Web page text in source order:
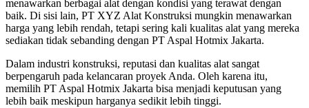
menawarkan berbagai alat dengan kondisi yang terawat dengan
baik. Di sisi lain, PT XYZ Alat Konstruksi mungkin menawarkan
harga yang lebih rendah, tetapi sering kali kualitas alat yang mereka
sediakan tidak sebanding dengan PT Aspal Hotmix Jakarta.
Dalam industri konstruksi, reputasi dan kualitas alat sangat
berpengaruh pada kelancaran proyek Anda. Oleh karena itu,
memilih PT Aspal Hotmix Jakarta bisa menjadi keputusan yang
lebih baik meskipun harganya sedikit lebih tinggi.